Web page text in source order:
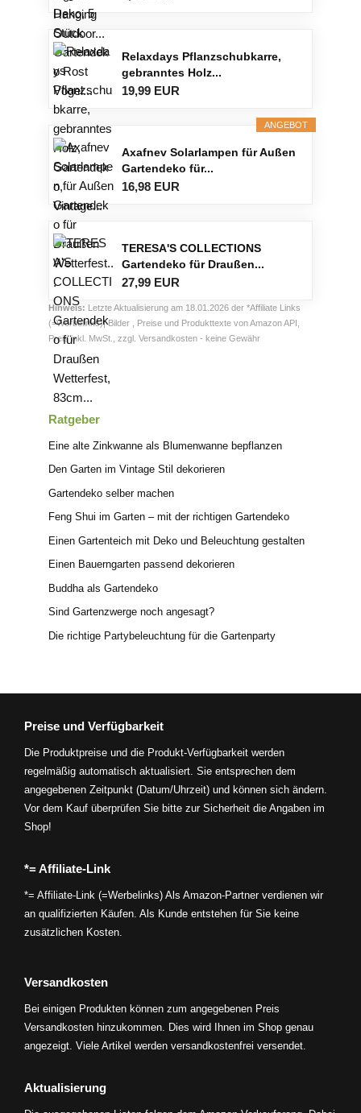
Relaxdays Pflanzschubkarre,
gebranntes Holz...
19,99 EUR
ANGEBOT
Axafnev Solarlampen für Außen
Gartendeko für...
16,98 EUR
TERESA'S COLLECTIONS
Gartendeko für Draußen...
27,99 EUR
Hinweis: Letzte Aktualisierung am 18.01.2026 der *Affiliate Links
(=Werbelinks)| Bilder , Preise und Produkttexte von Amazon API,
Preis inkl. MwSt., zzgl. Versandkosten - keine Gewähr
Ratgeber
Eine alte Zinkwanne als Blumenwanne bepflanzen
Den Garten im Vintage Stil dekorieren
Gartendeko selber machen
Feng Shui im Garten – mit der richtigen Gartendeko
Einen Gartenteich mit Deko und Beleuchtung gestalten
Einen Bauerngarten passend dekorieren
Buddha als Gartendeko
Sind Gartenzwerge noch angesagt?
Die richtige Partybeleuchtung für die Gartenparty
Preise und Verfügbarkeit
Die Produktpreise und die Produkt-Verfügbarkeit werden
regelmäßig automatisch aktualisiert. Sie entsprechen dem
angegebenen Zeitpunkt (Datum/Uhrzeit) und können sich ändern.
Vor dem Kauf überprüfen Sie bitte zur Sicherheit die Angaben im
Shop!
*= Affiliate-Link
*= Affiliate-Link (=Werbelinks) Als Amazon-Partner verdienen wir
an qualifizierten Käufen. Als Kunde entstehen für Sie keine
zusätzlichen Kosten.
Versandkosten
Bei einigen Produkten können zum angegebenen Preis
Versandkosten hinzukommen. Dies wird Ihnen im Shop genau
angezeigt. Viele Artikel werden versandkostenfrei versendet.
Aktualisierung